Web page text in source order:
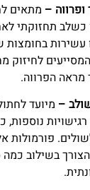
ופרווה – מתאים
כשלב תחזוקתי
בחומצות
המסייעים
מראה הפרווה.
– מיועד
נוספות,
פורמולות
בשילוב כמה